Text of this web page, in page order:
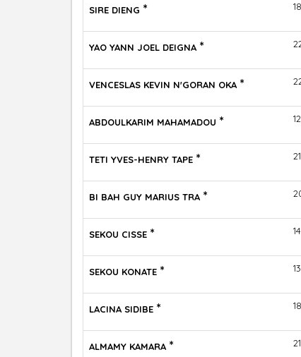
SIRE DIENG * 18
YAO YANN JOEL DEIGNA *
VENCESLAS KEVIN N'GORAN OKA *
ABDOULKARIM MAHAMADOU * 12
TETI YVES-HENRY TAPE * 21
BI BAH GUY MARIUS TRA *
SEKOU CISSE * 14
SEKOU KONATE * 13
LACINA SIDIBE * 18
ALMAMY KAMARA * 21